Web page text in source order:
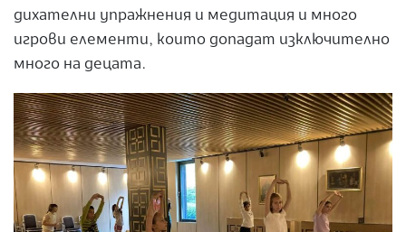
дихателни упражнения и медитация и много
игрови елементи, които допадат изключително
много на децата.